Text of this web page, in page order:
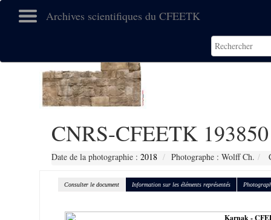
Archives scientifiques du CFEETK
CNRS-CFEETK 193850
Date de la photographie : 2018 Photographe : Wolff Ch.
Consulter le document Information sur les éléments représentés